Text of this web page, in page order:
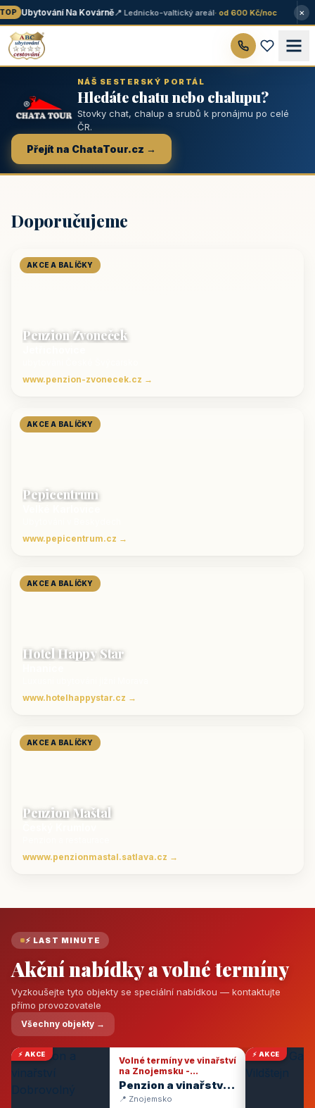
Ubytování Na Kovárně📍 Lednicko-valtický areál· od 600 Kč/noc ×
NÁŠ SESTERSKÝ PORTÁL
Hledáte chatu nebo chalupu?
Stovky chat, chalup a srubů k pronájmu po celé
ČR.
Přejít na ChataTour.cz →
Doporučujeme
AKCE A BALÍČKY
Penzion Zvoneček
www.penzion-zvonecek.cz →
AKCE A BALÍČKY
Pepicentrum
www.pepicentrum.cz →
AKCE A BALÍČKY
Hotel Happy Star
www.hotelhappystar.cz →
AKCE A BALÍČKY
Penzion Maštal
wwww.penzionmastal.satlava.cz →
⚡ LAST MINUTE
Akční nabídky a volné termíny
Vyzkoušejte tyto objekty se speciální nabídkou — kontaktujte
přímo provozovatele
Všechny objekty →
⚡ AKCE
Volné termíny ve vinařství
na Znojemsku -
degustace vín
Penzion a vinařství
Dobrovolný
📍 Znojemsko
⚡ AKCE